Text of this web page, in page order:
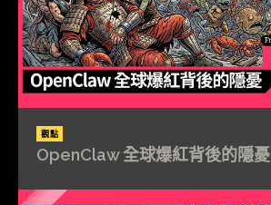
觀點
OpenClaw 全球爆紅背後的隱憂